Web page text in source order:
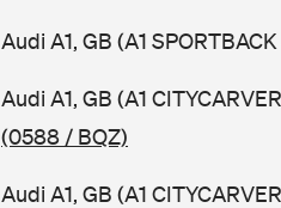
Audi A1, GB (A1
Audi A1, GB (A1
(0588 / BQZ)
Audi A1, GB (A1